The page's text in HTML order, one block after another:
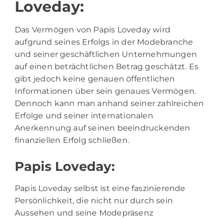
Loveday:
Das Vermögen von Papis Loveday wird
aufgrund seines Erfolgs in der Modebranche
und seiner geschäftlichen Unternehmungen
auf einen beträchtlichen Betrag geschätzt. Es
gibt jedoch keine genauen öffentlichen
Informationen über sein genaues Vermögen.
Dennoch kann man anhand seiner zahlreichen
Erfolge und seiner internationalen
Anerkennung auf seinen beeindruckenden
finanziellen Erfolg schließen.
Papis Loveday:
Papis Loveday selbst ist eine faszinierende
Persönlichkeit, die nicht nur durch sein
Aussehen und seine Modepräsenz